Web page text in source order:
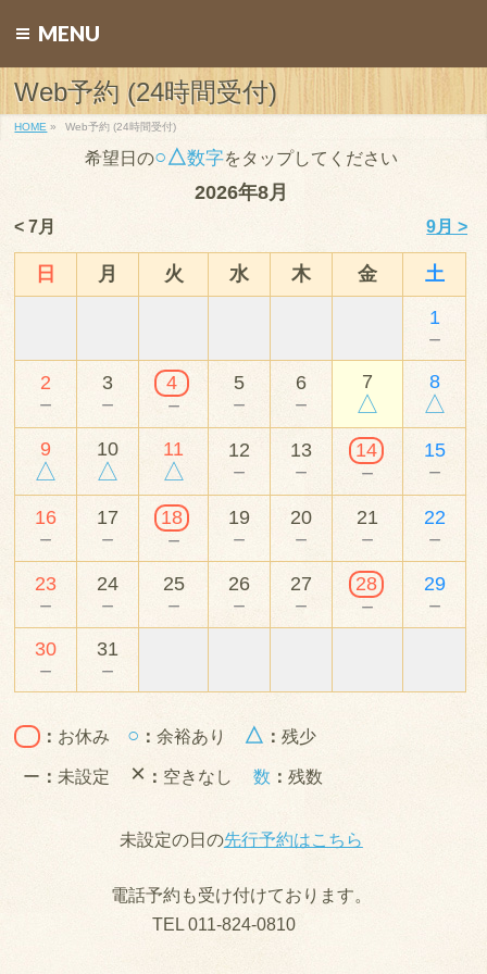
MENU
Web予約 (24時間受付)
HOME » Web予約 (24時間受付)
希望日の○△数字をタップしてください
2026年8月
< 7月 9月 >
日 月 火 水 木 金
土
1
－
2
－
3
－
4
－
5
－
6
－
7
△
8
△
9
△
10
△
11
△
12
－
13
－
14
－
15
－
16
－
17
－
18
－
19
－
20
－
21
－
22
－
23
－
24
－
25
－
26
－
27
－
28
－
29
－
30
－
31
－
： お休み ○ ：余裕あり △ ：残少
ー ： 未設定 × ： 空きなし 数 ：残数
未設定の日の先行予約はこちら
電話予約も受け付けております。
TEL 011-824-0810